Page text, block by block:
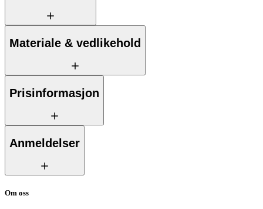
Materiale & vedlikehold
Prisinformasjon
Anmeldelser
Om oss